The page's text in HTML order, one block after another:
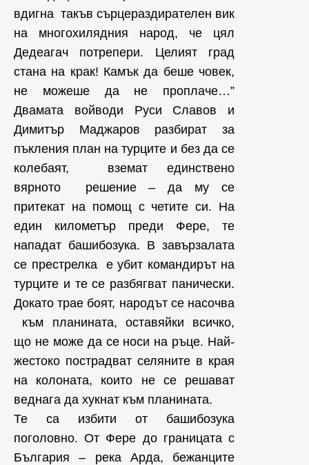
вдигна та­къв сърцераздирателен вик
на многохилядния народ, че цял
Дедеагач потрепери. Целият град
стана на крак! Камък да беше човек,
не можеше да не проплаче…”
Двамата войводи Руси Славов и
Димитър Маджаров разбират за
пъкления план на турците и без да се
колебаят, вземат единствено
вярното решение – да му се
притекат на помощ с четите си. На
един километър преди Фере, те
нападат башибозука. В завързалата
се престрелка е убит ко­мандирът на
турците и те се разбягват панически.
Докато трае боят, народът се насочва
към планината, оставяйки всичко,
що не може да се носи на ръце. Най-
жестоко пострадват селяните в края
на колоната, които не се решават
веднага да хукнат към планината.
Те са избити от башибозука
поголовно. От Фере до границата с
България – река Арда, бежанците